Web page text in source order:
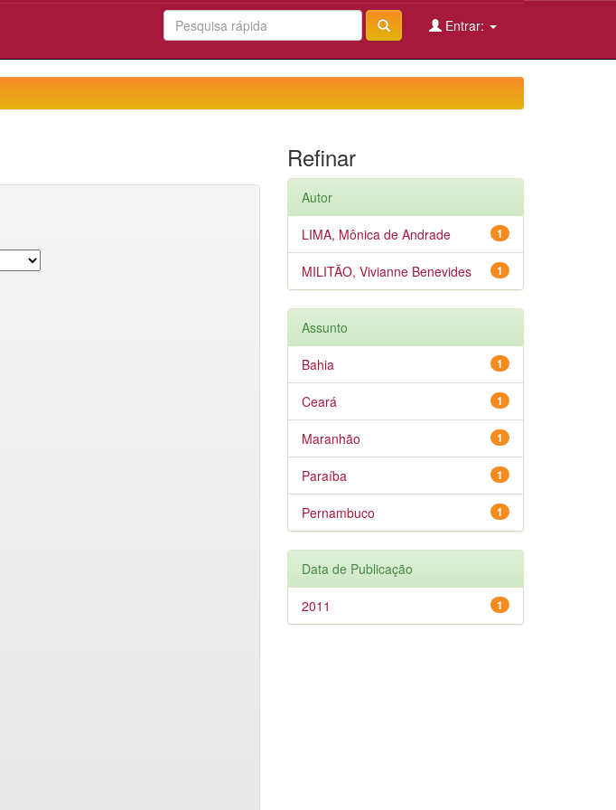
Entrar:
Refinar
Autor
1
LIMA, Mônica de Andrade
1
MILITÃO, Vivianne Benevides
Assunto
1
Bahia
1
Ceará
1
Maranhão
1
Paraíba
1
Pernambuco
Data de Publicação
1
2011